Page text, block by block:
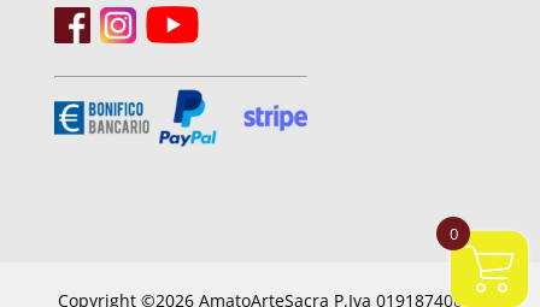
Copyright ©2026 AmatoArteSacra P.Iva 01918740844
0